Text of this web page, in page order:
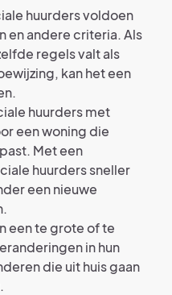
huurders voldoen
en andere criteria. Als
regels valt als
kan het een
huurders met
een woning die
Met een
huurders sneller
een nieuwe
een te grote of te
in hun
die uit huis gaan